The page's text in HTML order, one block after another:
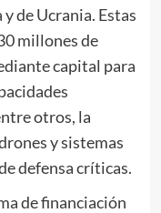
y de Ucrania. Estas
millones de
capital para
otros, la
y sistemas
defensa críticas.
de financiación